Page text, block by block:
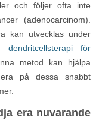
och följer ofta inte
(adenocarcinom).
kan utvecklas under
dendritcellsterapi för
metod kan hjälpa
på dessa snabbt
era nuvarande